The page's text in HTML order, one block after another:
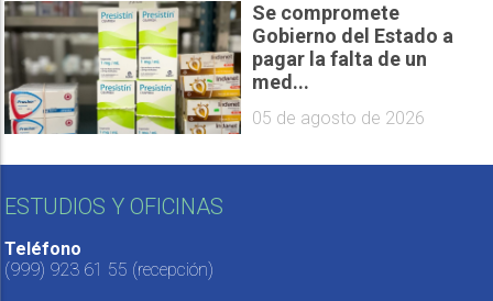
Se compromete
Gobierno del Estado a
pagar la falta de un
med...
05 de agosto de 2026
ESTUDIOS Y OFICINAS
Teléfono
(999) 923 61 55 (recepción)